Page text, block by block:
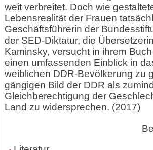
weit verbreitet. Doch wie
Lebensrealität der Frauen
Geschäftsführerin der
der SED-Diktatur, die
Kaminsky, versucht in ihrem
einen umfassenden Einblick in
weiblichen DDR-Bevölkerung zu
gängigen Bild der DDR als
Gleichberechtigung der
Land zu widersprechen. (2017)